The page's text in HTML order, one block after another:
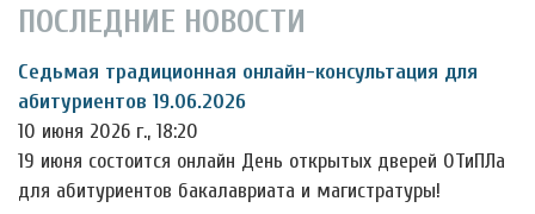
ПОСЛЕДНИЕ НОВОСТИ
Седьмая традиционная онлайн-консультация для
абитуриентов 19.06.2026
10 июня 2026 г., 18:20
19 июня состоится онлайн День открытых дверей ОТиПЛа
для абитуриентов бакалавриата и магистратуры!